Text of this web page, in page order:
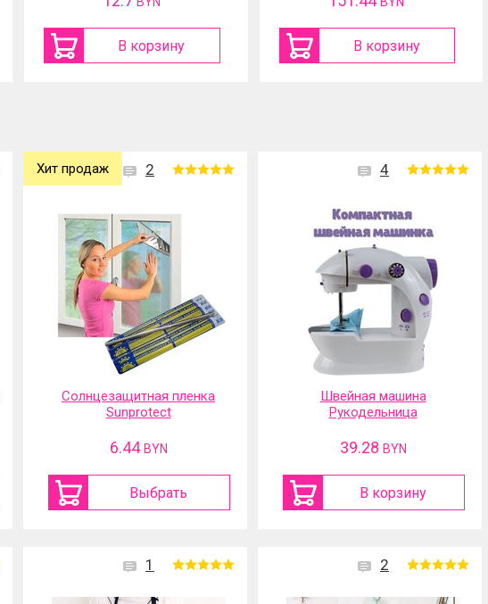
В корзину В корзину
2
Хит продаж
Солнцезащитная пленка
Sunprotect
6.44 BYN
Выбрать
4
Швейная машина
Рукодельница
39.28 BYN
В корзину
1 2